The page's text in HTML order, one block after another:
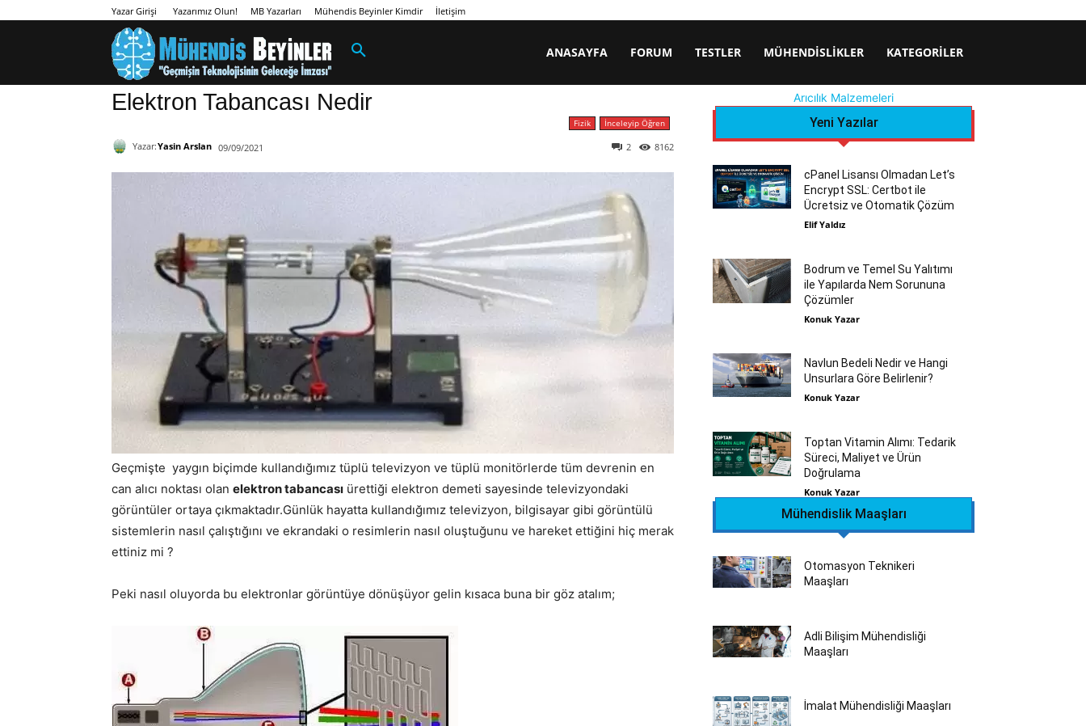
Yazar Girişi Yazarımız Olun! MB Yazarları Mühendis Beyinler Kimdir İletişim
ANASAYFA FORUM TESTLER MÜHENDISLIKLER KATEGORILER
Elektron Tabancası Nedir
Fizik İnceleyip Öğren
Yazar:Yasin Arslan 09/09/2021 8162
2
Geçmişte yaygın biçimde kullandığımız tüplü televizyon ve tüplü monitörlerde tüm devrenin en
can alıcı noktası olan elektron tabancası ürettiği elektron demeti sayesinde televizyondaki
görüntüler ortaya çıkmaktadır.Günlük hayatta kullandığımız televizyon, bilgisayar gibi görüntülü
sistemlerin nasıl çalıştığını ve ekrandaki o resimlerin nasıl oluştuğunu ve hareket ettiğini hiç merak
ettiniz mi ?
Peki nasıl oluyorda bu elektronlar görüntüye dönüşüyor gelin kısaca buna bir göz atalım;
Arıcılık Malzemeleri
Yeni Yazılar
cPanel Lisansı Olmadan Let’s
Encrypt SSL: Certbot ile
Ücretsiz ve Otomatik Çözüm
Elif Yaldız
Bodrum ve Temel Su Yalıtımı
ile Yapılarda Nem Sorununa
Çözümler
Konuk Yazar
Navlun Bedeli Nedir ve Hangi
Unsurlara Göre Belirlenir?
Konuk Yazar
Toptan Vitamin Alımı: Tedarik
Süreci, Maliyet ve Ürün
Doğrulama
Konuk Yazar
Mühendislik Maaşları
Otomasyon Teknikeri
Maaşları
Adli Bilişim Mühendisliği
Maaşları
İmalat Mühendisliği Maaşları